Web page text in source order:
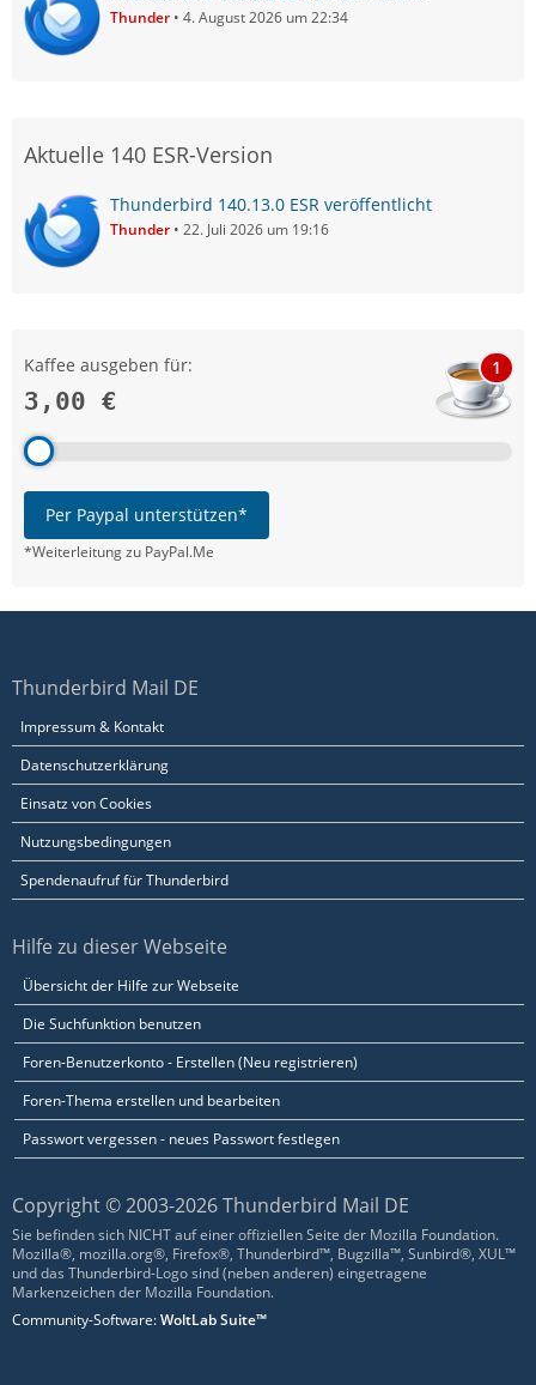
Thunder 4. August 2026 um 22:34
Aktuelle 140 ESR-Version
Thunderbird 140.13.0 ESR veröffentlicht
Thunder 22. Juli 2026 um 19:16
Kaffee ausgeben für:
3,00 €
1
Per Paypal unterstützen*
*Weiterleitung zu PayPal.Me
Thunderbird Mail DE
Impressum & Kontakt
Datenschutzerklärung
Einsatz von Cookies
Nutzungsbedingungen
Spendenaufruf für Thunderbird
Hilfe zu dieser Webseite
Übersicht der Hilfe zur Webseite
Die Suchfunktion benutzen
Foren-Benutzerkonto - Erstellen (Neu registrieren)
Foren-Thema erstellen und bearbeiten
Passwort vergessen - neues Passwort festlegen
Copyright © 2003-2026 Thunderbird Mail DE
Sie befinden sich NICHT auf einer offiziellen Seite der Mozilla Foundation.
Mozilla®, mozilla.org®, Firefox®, Thunderbird™, Bugzilla™, Sunbird®, XUL™
und das Thunderbird-Logo sind (neben anderen) eingetragene
Markenzeichen der Mozilla Foundation.
Community-Software:WoltLab Suite™